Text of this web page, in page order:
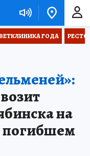
ГОДА
на
погибшем